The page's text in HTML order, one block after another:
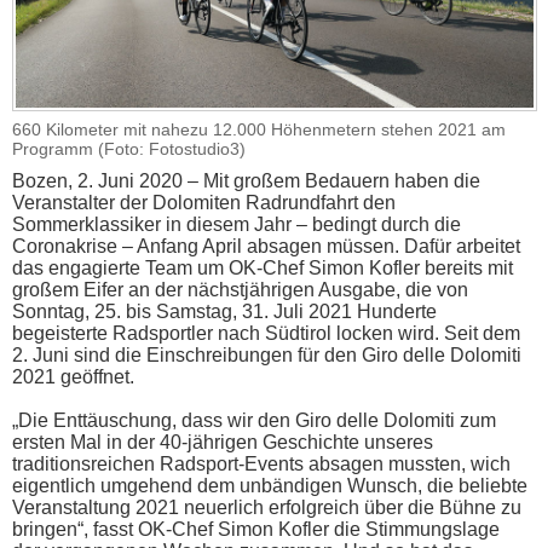
660 Kilometer mit nahezu 12.000 Höhenmetern stehen 2021 am
Programm (Foto: Fotostudio3)
Bozen, 2. Juni 2020 – Mit großem Bedauern haben die
Veranstalter der Dolomiten Radrundfahrt den
Sommerklassiker in diesem Jahr – bedingt durch die
Coronakrise – Anfang April absagen müssen. Dafür arbeitet
das engagierte Team um OK-Chef Simon Kofler bereits mit
großem Eifer an der nächstjährigen Ausgabe, die von
Sonntag, 25. bis Samstag, 31. Juli 2021 Hunderte
begeisterte Radsportler nach Südtirol locken wird. Seit dem
2. Juni sind die Einschreibungen für den Giro delle Dolomiti
2021 geöffnet.
„Die Enttäuschung, dass wir den Giro delle Dolomiti zum
ersten Mal in der 40-jährigen Geschichte unseres
traditionsreichen Radsport-Events absagen mussten, wich
eigentlich umgehend dem unbändigen Wunsch, die beliebte
Veranstaltung 2021 neuerlich erfolgreich über die Bühne zu
bringen“, fasst OK-Chef Simon Kofler die Stimmungslage